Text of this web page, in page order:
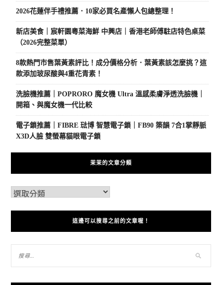
2026花蓮伴手禮推薦．10家必買名產懶人包總整理！
新店美食｜宸軒園粵菜海鮮 中興店｜香港老師傅駐店特色桌菜
（2026完整菜單）
8款熱門市售葉黃素評比！成分價格分析．葉黃素該怎麼挑？這
款添加玻尿酸與4重花青素！
洗臉機推薦｜POPRORO 魔女機 Ultra 溫感柔膚淨透洗臉機｜
開箱、與魔女機一代比較
電子鎖推薦｜FIBRE 琺博 智慧電子鎖｜FB90 築韻 7合1掌靜脈
X3D人臉 雙螢幕貓眼電子鎖
茉茉的文章分類
這邊可以搜尋之前的文章喔！